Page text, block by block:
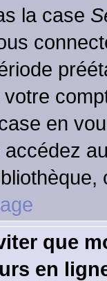
la case
en
que
en